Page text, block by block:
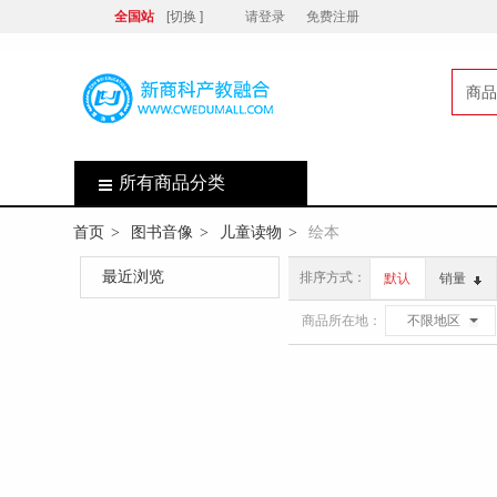
全国站 [切换 ] 请登录 免费注册
商品
所有商品分类
首页 > 图书音像 > 儿童读物 > 绘本
最近浏览 排序方式： 默认 销量
商品所在地： 不限地区